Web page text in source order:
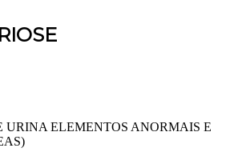
URINA ELEMENTOS ANORMAIS E